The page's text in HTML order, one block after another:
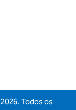
2026. Todos os